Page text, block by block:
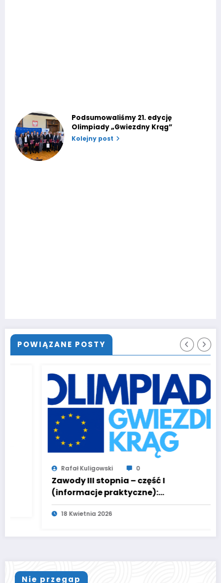
Podsumowaliśmy 21. edycję
Olimpiady „Gwiezdny Krąg”
Kolejny post
POWIĄZANE POSTY
Rafał Kuligowski 0
Zawody III stopnia – część I
(informacje praktyczne):
AKTUALIZACJA
18 Kwietnia 2026
Nie przegap